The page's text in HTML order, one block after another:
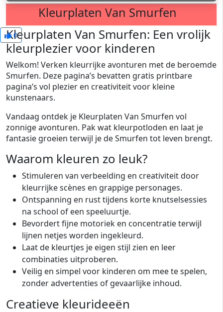
Kleurplaten Van Smurfen
0
Kleurplaten Van Smurfen: Een vrolijk
kleurplezier voor kinderen
Welkom! Verken kleurrijke avonturen met de beroemde
Smurfen. Deze pagina’s bevatten gratis printbare
pagina’s vol plezier en creativiteit voor kleine
kunstenaars.
Vandaag ontdek je Kleurplaten Van Smurfen vol
zonnige avonturen. Pak wat kleurpotloden en laat je
fantasie groeien terwijl je de Smurfen tot leven brengt.
Waarom kleuren zo leuk?
Stimuleren van verbeelding en creativiteit door
kleurrijke scènes en grappige personages.
Ontspanning en rust tijdens korte knutselsessies
na school of een speeluurtje.
Bevordert fijne motoriek en concentratie terwijl
lijnen netjes worden ingekleurd.
Laat de kleurtjes je eigen stijl zien en leer
combinaties uitproberen.
Veilig en simpel voor kinderen om mee te spelen,
zonder advertenties of gevaarlijke inhoud.
Creatieve kleurideeën